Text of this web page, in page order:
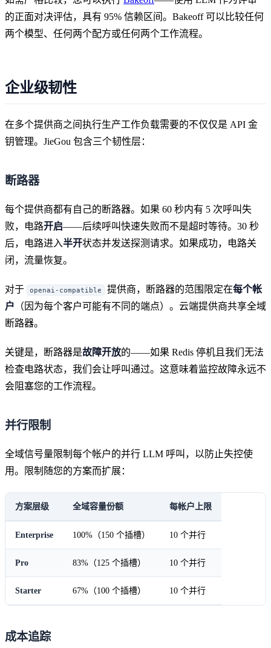
的正面对决评估，具有 95% 信赖区间。Bakeoff 可以比较任何
两个模型、任何两个配方或任何两个工作流程。
企业级韧性
在多个提供商之间执行生产工作负载需要的不仅仅是 API 金
钥管理。JieGou 包含三个韧性层：
断路器
每个提供商都有自己的断路器。如果 60 秒内有 5 次呼叫失
败，电路开启——后续呼叫快速失败而不是超时等待。30 秒
后，电路进入半开状态并发送探测请求。如果成功，电路关
闭，流量恢复。
对于 openai-compatible 提供商，断路器的范围限定在每个帐
户 （因为每个客户可能有不同的端点）。云端提供商共享全域
断路器。
关键是，断路器是故障开放的——如果 Redis 停机且我们无法
检查电路状态，我们会让呼叫通过。这意味着监控故障永远不
会阻塞您的工作流程。
并行限制
全域信号量限制每个帐户的并行 LLM 呼叫，以防止失控使
用。限制随您的方案而扩展：
方案层级 全域容量份额 每帐户上限
Enterprise 100%（150 个插槽） 10 个并行
Pro 83%（125 个插槽） 10 个并行
Starter 67%（100 个插槽） 10 个并行
成本追踪